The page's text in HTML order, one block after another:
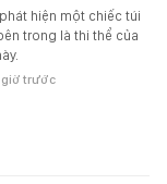
hiện một chiếc túi
trong là thi thể của
giờ trước